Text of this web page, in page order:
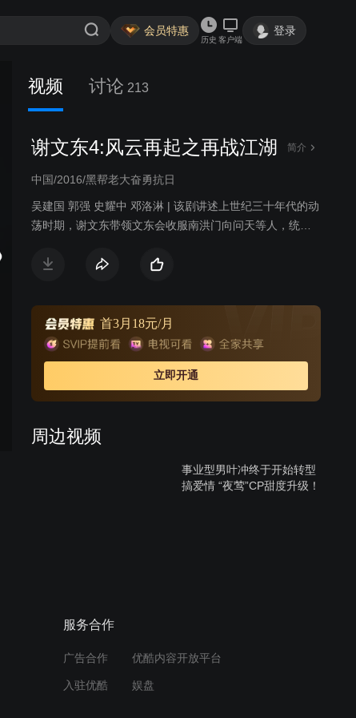
会员特惠
历史 客户端
登录
视频 讨论 213
谢文东4:风云再起之再战江湖 简介
中国/2016/黑帮老大奋勇抗日
吴建国 郭强 史耀中 邓洛淋 | 该剧讲述上世纪三十年代的动
荡时期，谢文东带领文东会收服南洪门向问天等人，统一
产党，追随组织奋勇抗日的传奇故事。
首3月18元/月
立即开通
周边视频
事业型男叶冲终于开始转型
搞爱情 “夜莺”CP甜度升级！
服务合作
广告合作 优酷内容开放平台
入驻优酷 娱盘